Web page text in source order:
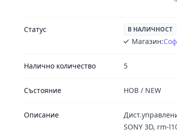
Статус В НАЛИЧНОСТ
Магазин:
Налично количество 5
Състояние НОВ / NEW
Описание
SONY 3D, rm-